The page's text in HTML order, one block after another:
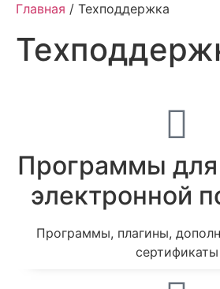
Главная / Техподдержка
Программы
электронной
Программы, плагины,
сертификаты